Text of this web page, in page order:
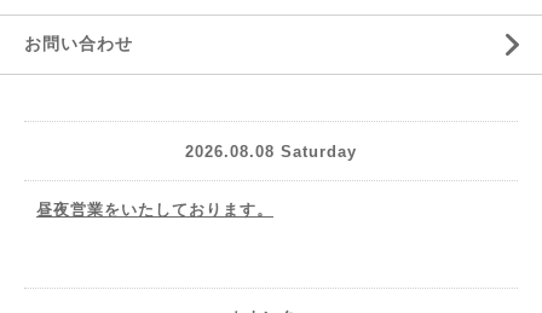
お問い合わせ
2026.08.08 Saturday
昼夜営業をいたしております。